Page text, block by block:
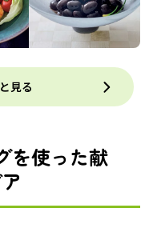
見る
を使った献